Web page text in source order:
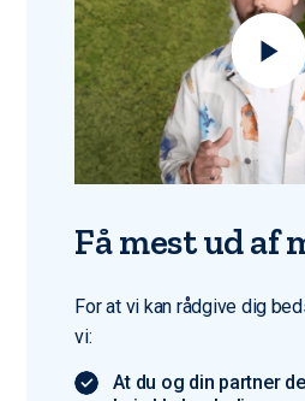
Få mest ud af
For at vi kan rådgive dig
vi:
At du og din partner